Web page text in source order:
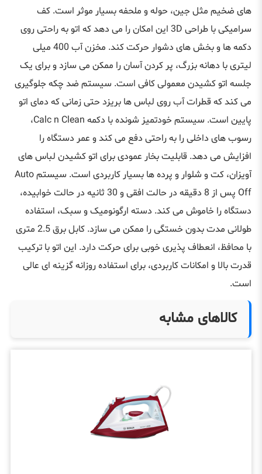
های ضخیم مثل جین، حوله و ملحفه بسیار موثر است. کف
سرامیکی با طراحی 3D این امکان را می دهد که اتو به راحتی روی
دکمه ها و بخش های دشوار حرکت کند. مخزن آب 400 میلی
لیتری با دهانه بزرگ، پر کردن آسان را ممکن می سازد و برای یک
جلسه اتو کشیدن معمولی کافی است. سیستم ضد چکه جلوگیری
می کند که قطرات آب روی لباس ها بریزد حتی زمانی که دمای اتو
پایین است. سیستم خودتمیز شونده با دکمه Calc n Clean،
رسوب های داخلی را به راحتی دفع می کند و عمر دستگاه را
افزایش می دهد. قابلیت بخار عمودی برای اتو کشیدن لباس های
آویزان، کت و شلوار و پرده ها بسیار کاربردی است. سیستم Auto
Off پس از 8 دقیقه در حالت افقی و 30 ثانیه در حالت خوابیده،
دستگاه را خاموش می کند. دسته ارگونومیک و سبک، استفاده
طولانی مدت بدون خستگی را ممکن می سازد. کابل برق 2.5 متری
با محافظ، انعطاف پذیری خوبی برای حرکت دارد. این اتو با ترکیب
قدرت بالا و امکانات کاربردی، برای استفاده روزانه گزینه ای عالی
است.
کالاهای مشابه